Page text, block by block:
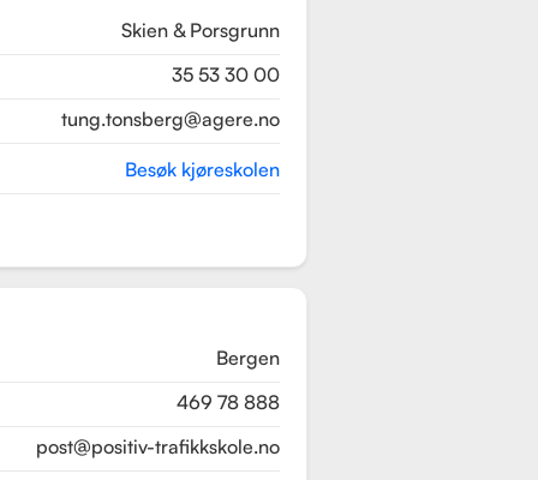
Skien & Porsgrunn
35 53 30 00
tung.tonsberg@agere.no
Besøk kjøreskolen
Bergen
469 78 888
post@positiv-trafikkskole.no